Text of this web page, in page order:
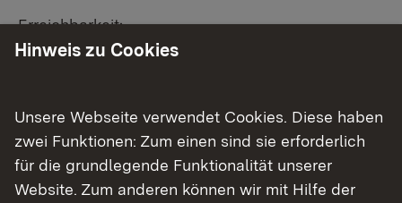
Erreichbarkeit:
Mo. – Do.: 9:00–11:30 Uhr; 14:00–15:30 Uhr
Hinweis zu Cookies
Unsere Webseite verwendet Cookies. Diese haben
zwei Funktionen: Zum einen sind sie erforderlich
für die grundlegende Funktionalität unserer
Website. Zum anderen können wir mit Hilfe der